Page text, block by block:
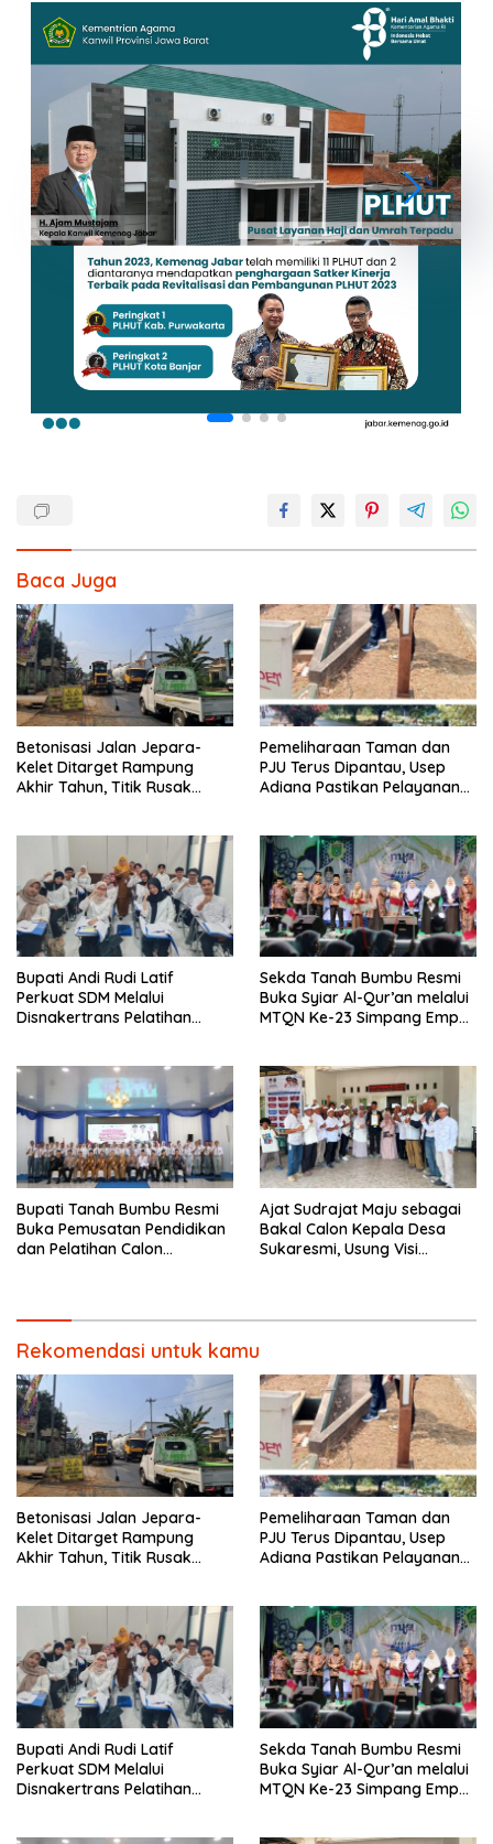
Baca Juga
Betonisasi Jalan Jepara-
Kelet Ditarget Rampung
Akhir Tahun, Titik Rusak
Pemeliharaan Taman dan
PJU Terus Dipantau, Usep
Adiana Pastikan Pelayanan
Bupati Andi Rudi Latif
Perkuat SDM Melalui
Disnakertrans Pelatihan
Sekda Tanah Bumbu Resmi
Buka Syiar Al-Qur’an melalui
MTQN Ke-23 Simpang Empat
Bupati Tanah Bumbu Resmi
Buka Pemusatan Pendidikan
dan Pelatihan Calon
Ajat Sudrajat Maju sebagai
Bakal Calon Kepala Desa
Sukaresmi, Usung Visi
Rekomendasi untuk kamu
Betonisasi Jalan Jepara-
Kelet Ditarget Rampung
Akhir Tahun, Titik Rusak
Pemeliharaan Taman dan
PJU Terus Dipantau, Usep
Adiana Pastikan Pelayanan
Bupati Andi Rudi Latif
Perkuat SDM Melalui
Disnakertrans Pelatihan
Sekda Tanah Bumbu Resmi
Buka Syiar Al-Qur’an melalui
MTQN Ke-23 Simpang Empat